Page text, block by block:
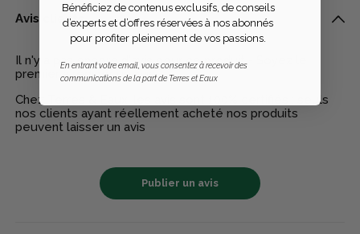
Avis clients
Il n'y a pas encore d'avis pour ce produit - Soyez le
premier à rédiger un avis
Chez Terres & Eaux, les avis sont 100% certifiés : seuls
nos clients ayant réellement acheté nos produits
peuvent laisser un avis
Publier un avis
Bénéficiez de contenus exclusifs, de conseils
d’experts et d’offres réservées à nos abonnés
pour profiter pleinement de vos passions.
En entrant votre email, vous consentez à recevoir des
communications de la part de Terres et Eaux